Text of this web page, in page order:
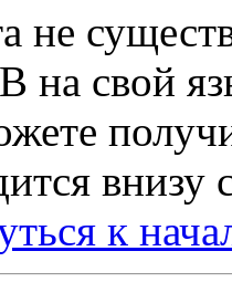
не
на свой
внизу
к